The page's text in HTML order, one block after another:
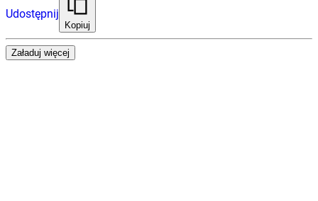
Udostępnij
Kopiuj
Załaduj więcej